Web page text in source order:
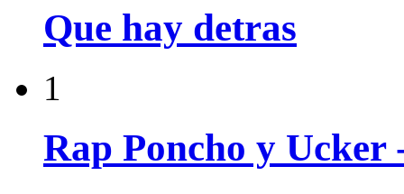
Que hay detras
1
Rap Poncho y Ucker